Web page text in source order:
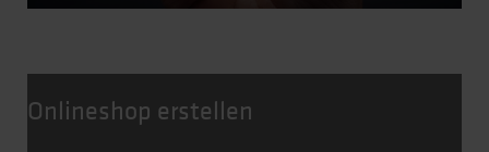
Onlineshop erstellen